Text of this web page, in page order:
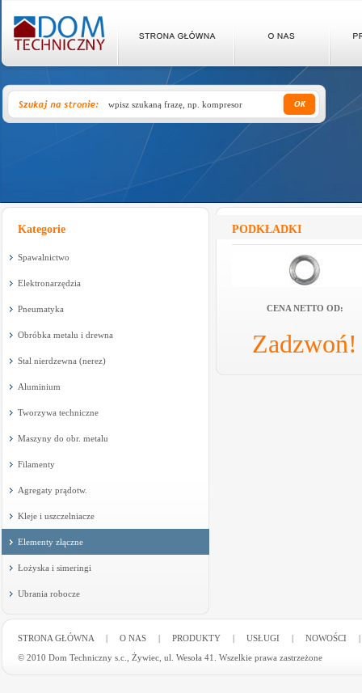
Kategorie
Spawalnictwo
Elektronarzędzia
Pneumatyka
Obróbka metalu i drewna
Stal nierdzewna (nerez)
Aluminium
Tworzywa techniczne
Maszyny do obr. metalu
Filamenty
Agregaty prądotw.
Kleje i uszczelniacze
Elementy złączne
Łożyska i simeringi
Ubrania robocze
PODKŁADKI
CENA NETTO OD:
Zadzwoń!
STRONA GŁÓWNA | O NAS | PRODUKTY | USŁUGI | NOWOŚCI
© 2010 Dom Techniczny s.c., Żywiec, ul. Wesoła 41. Wszelkie prawa zastrzeżone